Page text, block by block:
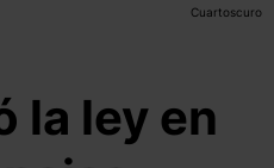
Cuartoscuro
la ley en